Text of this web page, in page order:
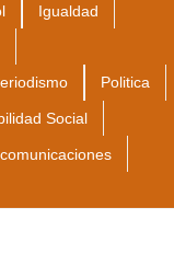
Igualdad
Politica
Social